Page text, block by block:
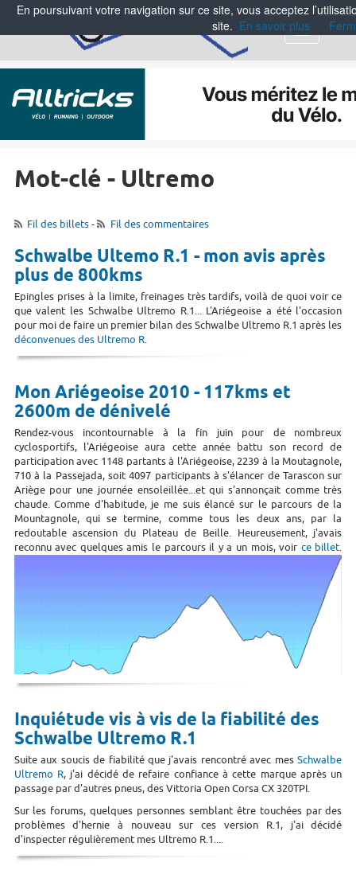
Menu
Mot-clé - Ultremo
Fil des billets- Fil des commentaires
Schwalbe Ultemo R.1 - mon avis après
plus de 800kms
Epingles prises à la limite, freinages très tardifs, voilà de quoi voir ce
que valent les Schwalbe Ultremo R.1... L'Ariégeoise a été l'occasion
pour moi de faire un premier bilan des Schwalbe Ultremo R.1 après les
déconvenues des Ultremo R.
Mon Ariégeoise 2010 - 117kms et
2600m de dénivelé
Rendez-vous incontournable à la fin juin pour de nombreux
cyclosportifs, l'Ariégeoise aura cette année battu son record de
participation avec 1148 partants à l'Ariégeoise, 2239 à la Moutagnole,
710 à la Passejada, soit 4097 participants à s'élancer de Tarascon sur
Ariège pour une journée ensoleillée...et qui s'annonçait comme très
chaude. Comme d'habitude, je me suis élancé sur le parcours de la
Mountagnole, qui se termine, comme tous les deux ans, par la
redoutable ascension du Plateau de Beille. Heureusement, j'avais
reconnu avec quelques amis le parcours il y a un mois, voir ce billet.
Inquiétude vis à vis de la fiabilité des
Schwalbe Ultremo R.1
Suite aux soucis de fiabilité que j'avais rencontré avec mesSchwalbe
Ultremo R, j'ai décidé de refaire confiance à cette marque après un
passage par d'autres pneus, des Vittoria Open Corsa CX 320TPI.
Sur les forums, quelques personnes semblant être touchées par des
problèmes d'hernie à nouveau sur ces version R.1, j'ai décidé
d'inspecter régulièrement mes Ultremo R.1....
En poursuivant votre navigation sur ce site, vous acceptez
site. En savoir plus